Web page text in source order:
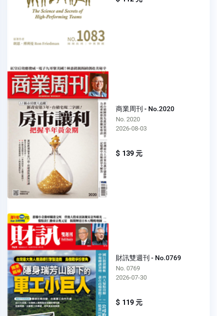
商業周刊 - No.2020
No. 2020
2026-08-03
$ 139 元
財訊雙週刊 - No.0769
No. 0769
2026-07-30
$ 119 元